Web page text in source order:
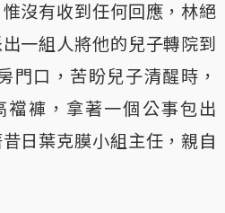
沒有收到任何回應，林絕
一組人將他的兒子轉院到
門口，苦盼兒子清醒時，
襠褲，拿著一個公事包出
日葉克膜小組主任，親自